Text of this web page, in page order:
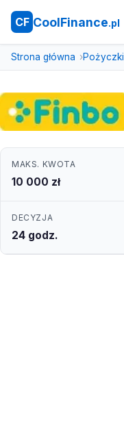
CF CoolFinance.pl
Strona główna Pożyczki
MAKS. KWOTA
10 000 zł
DECYZJA
24 godz.